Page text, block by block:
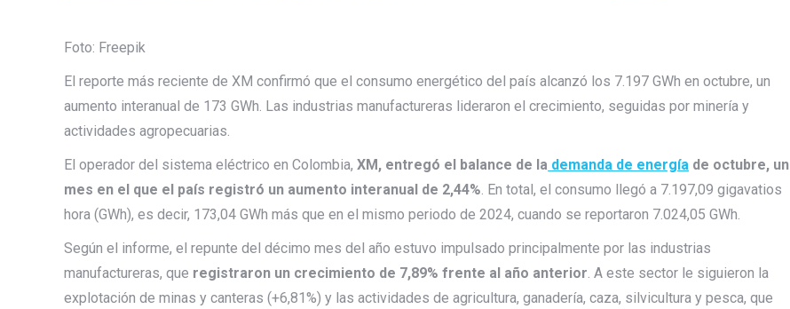
Foto: Freepik
El reporte más reciente de XM confirmó que el consumo energético del país alcanzó los 7.197 GWh en octubre, un
aumento interanual de 173 GWh. Las industrias manufactureras lideraron el crecimiento, seguidas por minería y
actividades agropecuarias.
El operador del sistema eléctrico en Colombia, XM, entregó el balance de la demanda de energía de octubre, un
mes en el que el país registró un aumento interanual de 2,44% . En total, el consumo llegó a 7.197,09 gigavatios
hora (GWh), es decir, 173,04 GWh más que en el mismo periodo de 2024, cuando se reportaron 7.024,05 GWh.
Según el informe, el repunte del décimo mes del año estuvo impulsado principalmente por las industrias
manufactureras, que registraron un crecimiento de 7,89% frente al año anterior . A este sector le siguieron la
explotación de minas y canteras (+6,81%) y las actividades de agricultura, ganadería, caza, silvicultura y pesca, que